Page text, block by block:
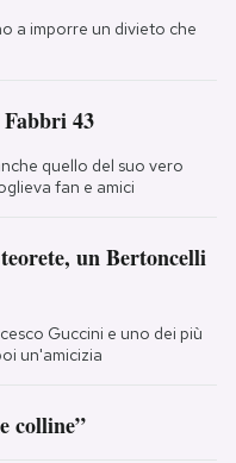
a imporre un divieto che
43
quello del suo vero
fan e amici
un Bertoncelli
Guccini e uno dei più
un'amicizia
colline”